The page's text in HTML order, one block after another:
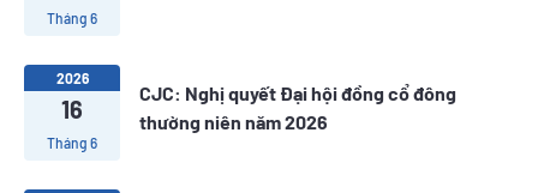
Tháng 6
2026
16
Tháng 6
CJC: Nghị quyết Đại hội đồng cổ đông
thường niên năm 2026